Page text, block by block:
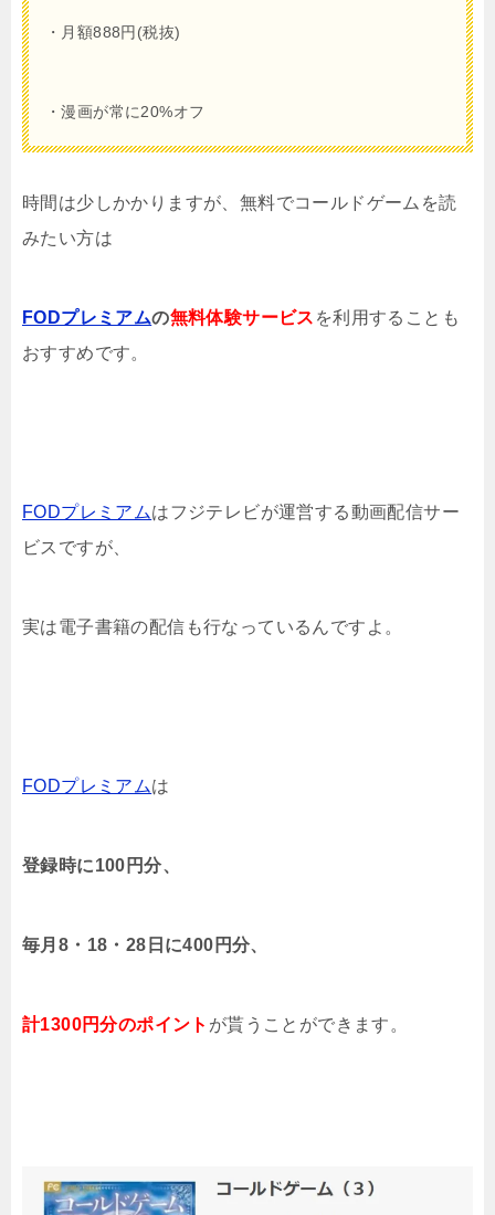
・月額888円(税抜)
・漫画が常に20%オフ
時間は少しかかりますが、無料でコールドゲーム を読
みたい方は
FODプレミアムの無料体験サービス を利用することも
おすすめです。
FODプレミアムはフジテレビが運営する動画配信サー
ビスですが、
実は電子書籍の配信も行なっているんですよ。
FODプレミアムは
登録時に100円分、
毎月8・18・28日に400円分、
計1300円分のポイント が貰うことができます。